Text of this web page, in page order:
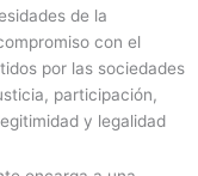
de la
con el
por las sociedades
participación,
y legalidad